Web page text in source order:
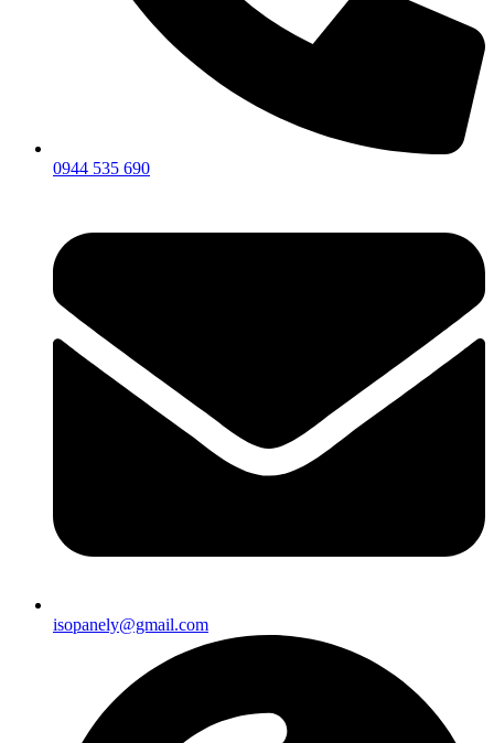
0944 535 690
isopanely@gmail.com